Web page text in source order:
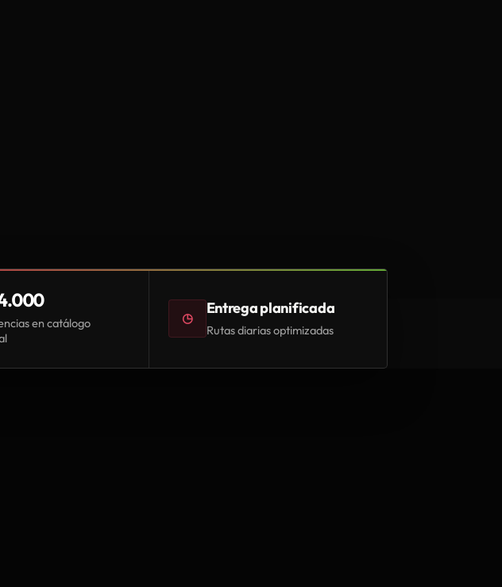
en catálogo
◷
Entrega planificada
Rutas diarias optimizadas